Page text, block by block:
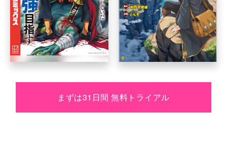
まずは31日間 無料トライアル